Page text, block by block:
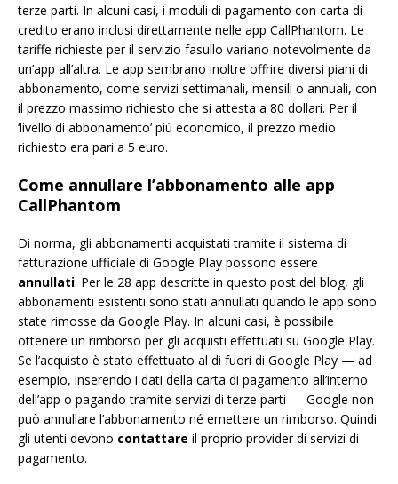
terze parti. In alcuni casi, i moduli di pagamento con carta di
credito erano inclusi direttamente nelle app CallPhantom. Le
tariffe richieste per il servizio fasullo variano notevolmente da
un’app all’altra. Le app sembrano inoltre offrire diversi piani di
abbonamento, come servizi settimanali, mensili o annuali, con
il prezzo massimo richiesto che si attesta a 80 dollari. Per il
‘livello di abbonamento’ più economico, il prezzo medio
richiesto era pari a 5 euro.
Come annullare l’abbonamento alle app
CallPhantom
Di norma, gli abbonamenti acquistati tramite il sistema di
fatturazione ufficiale di Google Play possono essere
annullati. Per le 28 app descritte in questo post del blog, gli
abbonamenti esistenti sono stati annullati quando le app sono
state rimosse da Google Play. In alcuni casi, è possibile
ottenere un rimborso per gli acquisti effettuati su Google Play.
Se l’acquisto è stato effettuato al di fuori di Google Play — ad
esempio, inserendo i dati della carta di pagamento all’interno
dell’app o pagando tramite servizi di terze parti — Google non
può annullare l’abbonamento né emettere un rimborso. Quindi
gli utenti devono contattare il proprio provider di servizi di
pagamento.